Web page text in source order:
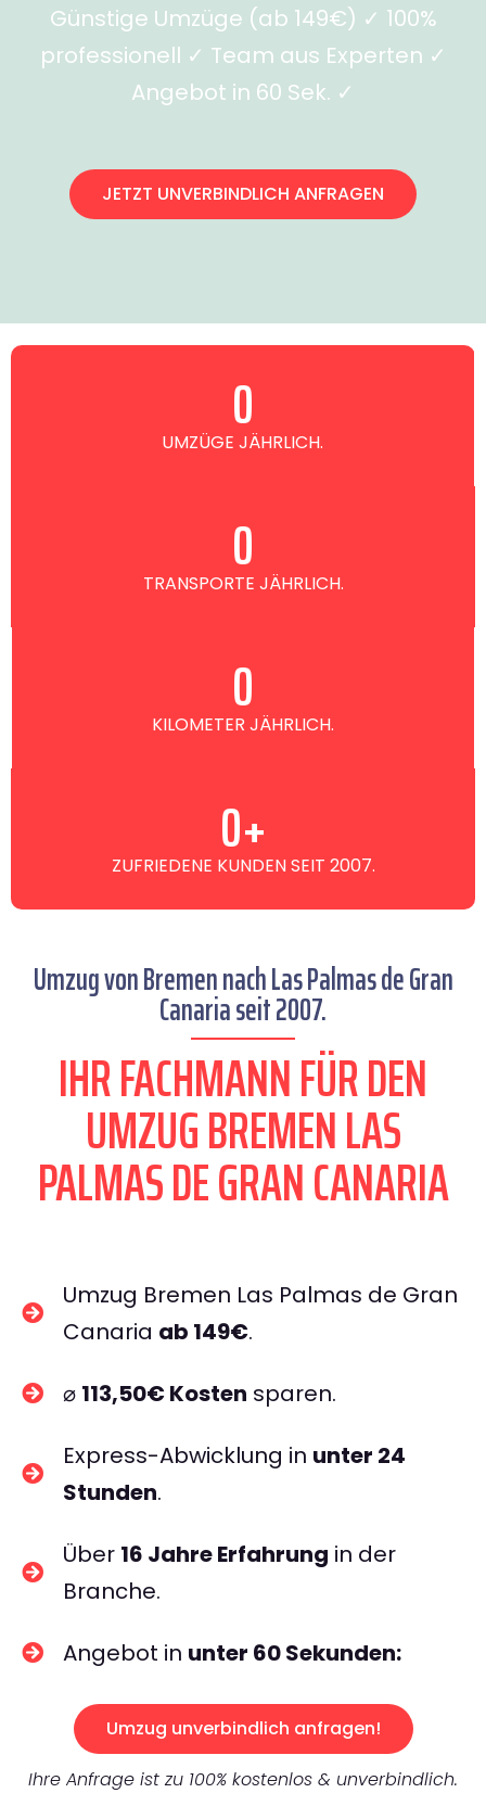
Günstige Umzüge (ab 149€) ✓ 100%
professionell ✓ Team aus Experten ✓
Angebot in 60 Sek. ✓
JETZT UNVERBINDLICH ANFRAGEN
UMZÜGE JÄHRLICH.
0
TRANSPORTE JÄHRLICH.
0
KILOMETER JÄHRLICH.
0
ZUFRIEDENE KUNDEN SEIT 2007.
0+
Umzug von Bremen nach Las Palmas de Gran
Canaria seit 2007.
IHR FACHMANN FÜR DEN
UMZUG BREMEN LAS
PALMAS DE GRAN CANARIA
Umzug Bremen Las Palmas de Gran
Canaria ab 149€.
⌀ 113,50€ Kosten sparen.
Express-Abwicklung in unter 24
Stunden.
Über 16 Jahre Erfahrung in der
Branche.
Angebot in unter 60 Sekunden:
Umzug unverbindlich anfragen!
Ihre Anfrage ist zu 100% kostenlos & unverbindlich.